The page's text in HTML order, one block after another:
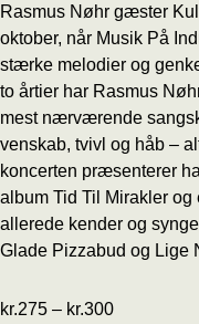
Rasmus Nøhr gæster
oktober, når Musik På
stærke melodier og
to årtier har Rasmus
mest nærværende
venskab, tvivl og håb –
koncerten præsenterer
album Tid Til Mirakler
allerede kender og
Glade Pizzabud og Lige
kr.275 – kr.300